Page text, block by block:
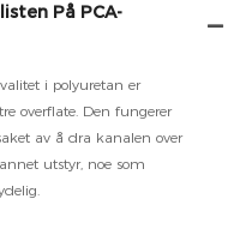
På PCA-
i polyuretan er
overflate. Den fungerer
av å dra kanalen over
utstyr, noe som